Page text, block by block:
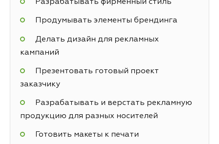
Разрабатывать фирменный стиль
Продумывать элементы брендинга
Делать дизайн для рекламных
кампаний
Презентовать готовый проект
заказчику
Разрабатывать и верстать рекламную
продукцию для разных носителей
Готовить макеты к печати